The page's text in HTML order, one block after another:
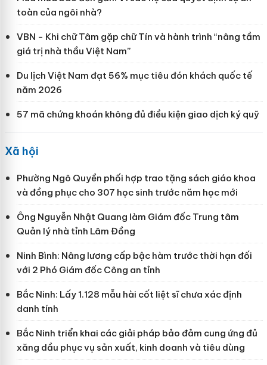
toàn của ngôi nhà?
VBN - Khi chữ Tâm gặp chữ Tín và hành trình “nâng tầm
giá trị nhà thầu Việt Nam”
Du lịch Việt Nam đạt 56% mục tiêu đón khách quốc tế
năm 2026
57 mã chứng khoán không đủ điều kiện giao dịch ký quỹ
Xã hội
Phường Ngô Quyền phối hợp trao tặng sách giáo khoa
và đồng phục cho 307 học sinh trước năm học mới
Ông Nguyễn Nhật Quang làm Giám đốc Trung tâm
Quản lý nhà tỉnh Lâm Đồng
Ninh Bình: Nâng lương cấp bậc hàm trước thời hạn đối
với 2 Phó Giám đốc Công an tỉnh
Bắc Ninh: Lấy 1.128 mẫu hài cốt liệt sĩ chưa xác định
danh tính
Bắc Ninh triển khai các giải pháp bảo đảm cung ứng đủ
xăng dầu phục vụ sản xuất, kinh doanh và tiêu dùng